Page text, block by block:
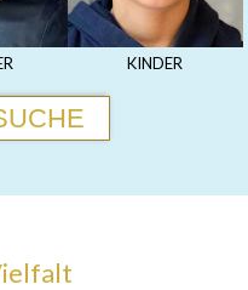
KINDER